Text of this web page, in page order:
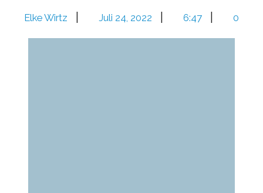
Elke Wirtz | Juli 24, 2022 | 6:47 | 0